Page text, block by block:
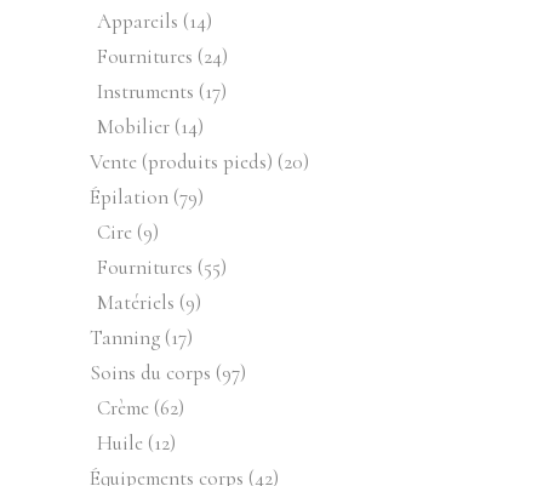
Appareils 1414
produits
Fournitures 2424
produits
Instruments 1717
Mobilier 1414
produits
Vente (produits pieds) 2020
Épilation 7979
Cire 99
produits
Fournitures 5555
Matériels 99
Tanning 1717
produits
Soins du corps 9797
Crème 6262
Huile 1212
produits
Équipements corps 4242